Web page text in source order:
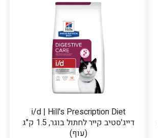
i/d | Hill's Prescription Diet
דייג'סטיב קייר לחתול בוגר, 1.5 ק"ג
(עוף)